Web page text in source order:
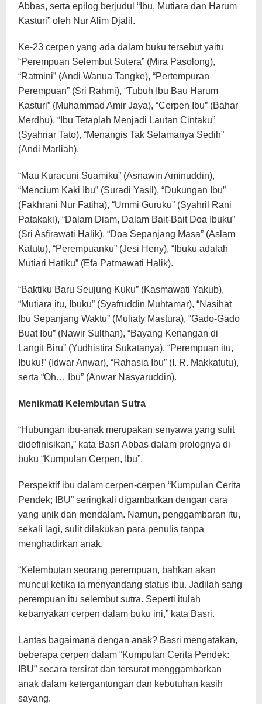
Abbas, serta epilog berjudul “Ibu, Mutiara dan Harum
Kasturi” oleh Nur Alim Djalil.
Ke-23 cerpen yang ada dalam buku tersebut yaitu
“Perempuan Selembut Sutera” (Mira Pasolong),
“Ratmini” (Andi Wanua Tangke), “Pertempuran
Perempuan” (Sri Rahmi), “Tubuh Ibu Bau Harum
Kasturi” (Muhammad Amir Jaya), “Cerpen Ibu” (Bahar
Merdhu), “Ibu Tetaplah Menjadi Lautan Cintaku”
(Syahriar Tato), “Menangis Tak Selamanya Sedih”
(Andi Marliah).
“Mau Kuracuni Suamiku” (Asnawin Aminuddin),
“Mencium Kaki Ibu” (Suradi Yasil), “Dukungan Ibu”
(Fakhrani Nur Fatiha), “Ummi Guruku” (Syahril Rani
Patakaki), “Dalam Diam, Dalam Bait-Bait Doa Ibuku”
(Sri Asfirawati Halik), “Doa Sepanjang Masa” (Aslam
Katutu), “Perempuanku” (Jesi Heny), “Ibuku adalah
Mutiari Hatiku” (Efa Patmawati Halik).
“Baktiku Baru Seujung Kuku” (Kasmawati Yakub),
“Mutiara itu, Ibuku” (Syafruddin Muhtamar), “Nasihat
Ibu Sepanjang Waktu” (Muliaty Mastura), “Gado-Gado
Buat Ibu” (Nawir Sulthan), “Bayang Kenangan di
Langit Biru” (Yudhistira Sukatanya), “Perempuan itu,
Ibuku!” (Idwar Anwar), “Rahasia Ibu” (I. R. Makkatutu),
serta “Oh… Ibu” (Anwar Nasyaruddin).
Menikmati Kelembutan Sutra
“Hubungan ibu-anak merupakan senyawa yang sulit
didefinisikan,” kata Basri Abbas dalam prolognya di
buku “Kumpulan Cerpen, Ibu”.
Perspektif ibu dalam cerpen-cerpen “Kumpulan Cerita
Pendek; IBU” seringkali digambarkan dengan cara
yang unik dan mendalam. Namun, penggambaran itu,
sekali lagi, sulit dilakukan para penulis tanpa
menghadirkan anak.
“Kelembutan seorang perempuan, bahkan akan
muncul ketika ia menyandang status ibu. Jadilah sang
perempuan itu selembut sutra. Seperti itulah
kebanyakan cerpen dalam buku ini,” kata Basri.
Lantas bagaimana dengan anak? Basri mengatakan,
beberapa cerpen dalam “Kumpulan Cerita Pendek:
IBU” secara tersirat dan tersurat menggambarkan
anak dalam ketergantungan dan kebutuhan kasih
sayang.